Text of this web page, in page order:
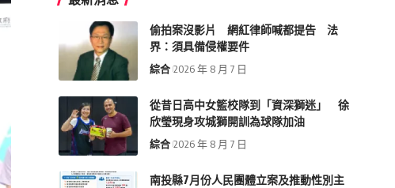
偷拍案沒影片 網紅律師喊都提告 法
界：須具備侵權要件
綜合 2026 年 8 月 7 日
從昔日高中女籃校隊到「資深獅迷」 徐
欣瑩現身攻城獅開訓為球隊加油
綜合 2026 年 8 月 7 日
南投縣7月份人民團體立案及推動性別主